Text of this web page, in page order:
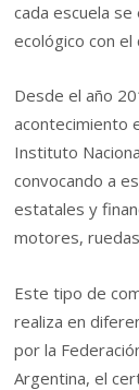
cada escuela
ecológico con
Desde el año
acontecimiento
Instituto
convocando a
estatales y
motores,
Este tipo de
realiza en
por la
Argentina, el